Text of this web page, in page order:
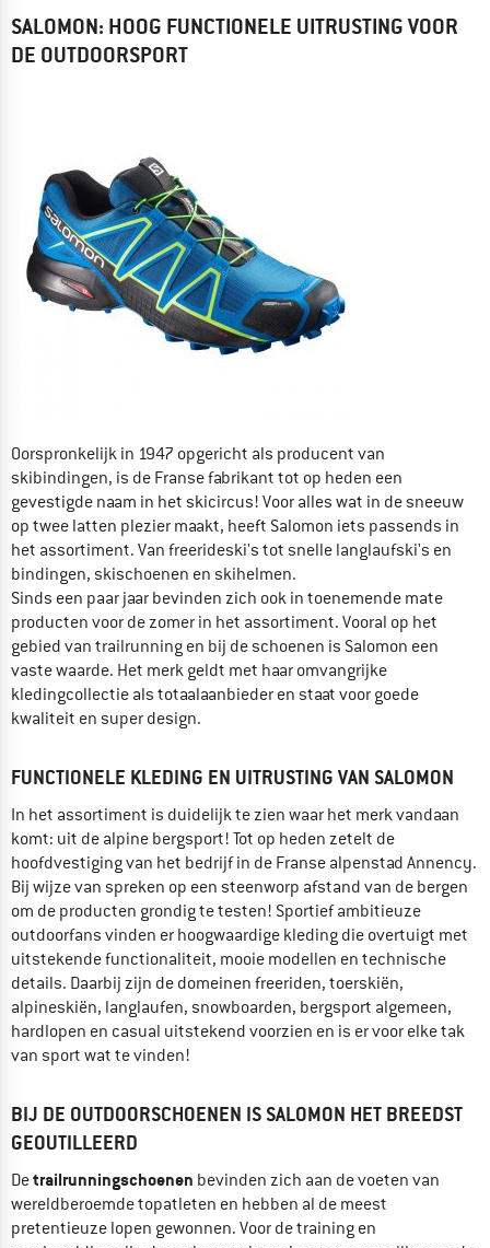
SALOMON: HOOG FUNCTIONELE UITRUSTING VOOR
DE OUTDOORSPORT
Oorspronkelijk in 1947 opgericht als producent van
skibindingen, is de Franse fabrikant tot op heden een
gevestigde naam in het skicircus! Voor alles wat in de sneeuw
op twee latten plezier maakt, heeft Salomon iets passends in
het assortiment. Van freerideski's tot snelle langlaufski's en
bindingen, skischoenen en skihelmen.
Sinds een paar jaar bevinden zich ook in toenemende mate
producten voor de zomer in het assortiment. Vooral op het
gebied van trailrunning en bij de schoenen is Salomon een
vaste waarde. Het merk geldt met haar omvangrijke
kledingcollectie als totaalaanbieder en staat voor goede
kwaliteit en super design.
FUNCTIONELE KLEDING EN UITRUSTING VAN SALOMON
In het assortiment is duidelijk te zien waar het merk vandaan
komt: uit de alpine bergsport! Tot op heden zetelt de
hoofdvestiging van het bedrijf in de Franse alpenstad Annency.
Bij wijze van spreken op een steenworp afstand van de bergen
om de producten grondig te testen! Sportief ambitieuze
outdoorfans vinden er hoogwaardige kleding die overtuigt met
uitstekende functionaliteit, mooie modellen en technische
details. Daarbij zijn de domeinen freeriden, toerskiën,
alpineskiën, langlaufen, snowboarden, bergsport algemeen,
hardlopen en casual uitstekend voorzien en is er voor elke tak
van sport wat te vinden!
BIJ DE OUTDOORSCHOENEN IS SALOMON HET BREEDST
GEOUTILLEERD
Detrailrunningschoenen bevinden zich aan de voeten van
wereldberoemde topatleten en hebben al de meest
pretentieuze lopen gewonnen. Voor de training en